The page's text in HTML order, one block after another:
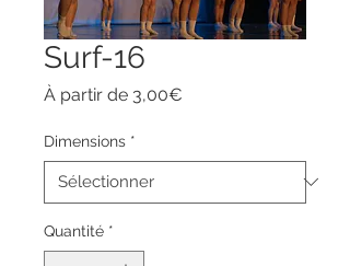
Surf-16
À partir de 3,00€
Dimensions *
Quantité *